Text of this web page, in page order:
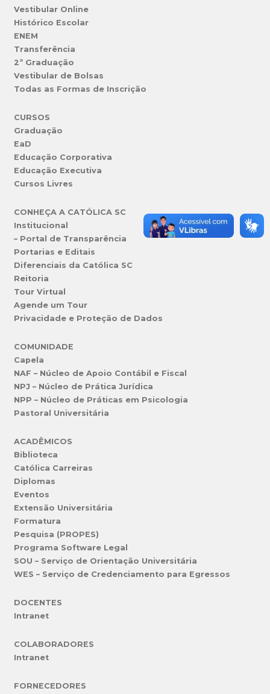
Vestibular Online
Histórico Escolar
ENEM
Transferência
2ª Graduação
Vestibular de Bolsas
Todas as Formas de Inscrição
CURSOS
Graduação
EaD
Educação Corporativa
Educação Executiva
Cursos Livres
CONHEÇA A CATÓLICA SC
Institucional
– Portal de Transparência
Portarias e Editais
Diferenciais da Católica SC
Reitoria
Tour Virtual
Agende um Tour
Privacidade e Proteção de Dados
COMUNIDADE
Capela
NAF – Núcleo de Apoio Contábil e Fiscal
NPJ – Núcleo de Prática Jurídica
NPP – Núcleo de Práticas em Psicologia
Pastoral Universitária
ACADÊMICOS
Biblioteca
Católica Carreiras
Diplomas
Eventos
Extensão Universitária
Formatura
Pesquisa (PROPES)
Programa Software Legal
SOU – Serviço de Orientação Universitária
WES – Serviço de Credenciamento para Egressos
DOCENTES
Intranet
COLABORADORES
Intranet
FORNECEDORES